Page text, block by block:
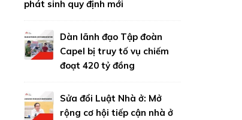
phát sinh quy định mới
Dàn lãnh đạo Tập đoàn
Capel bị truy tố vụ chiếm
đoạt 420 tỷ đồng
Sửa đổi Luật Nhà ở: Mở
rộng cơ hội tiếp cận nhà ở